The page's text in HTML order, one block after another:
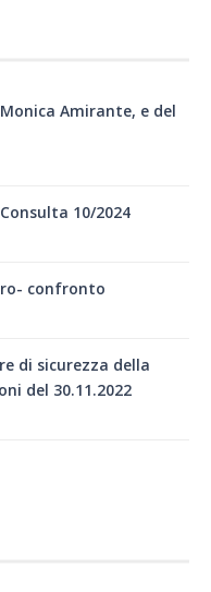
Amirante, e del
10/2024
confronto
di sicurezza della
del 30.11.2022